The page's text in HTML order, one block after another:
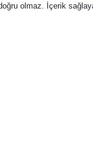
olmaz. İçerik